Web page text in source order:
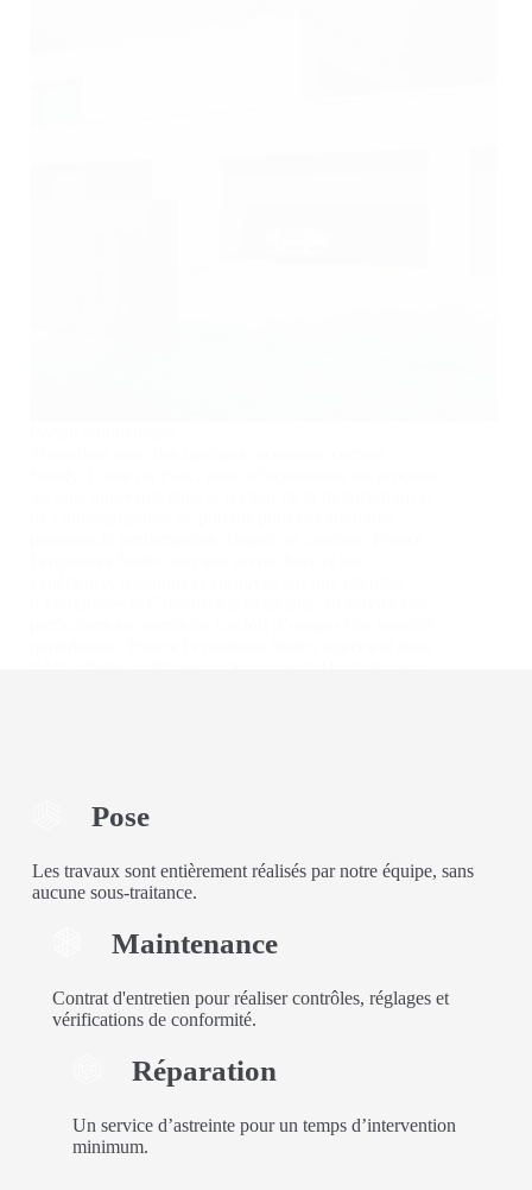
Pose
Les travaux sont entièrement réalisés par notre équipe, sans
aucune sous-traitance.
Maintenance
Contrat d'entretien pour réaliser contrôles, réglages et
vérifications de conformité.
Réparation
Un service d’astreinte pour un temps d’intervention
minimum.